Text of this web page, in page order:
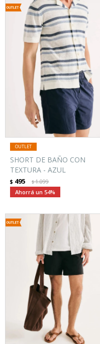
SHORT DE BAÑO CON
TEXTURA - AZUL
$ 495 $1.099
54